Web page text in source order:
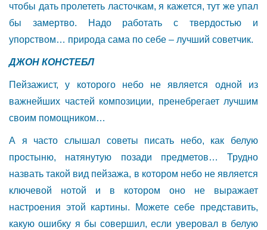
чтобы дать пролететь ласточкам, я кажется, тут же упал
бы замертво. Надо работать с твердостью и
упорством… природа сама по себе – лучший советчик.
ДЖОН КОНСТЕБЛ
Пейзажист, у которого небо не является одной из
важнейших частей композиции, пренебрегает лучшим
своим помощником…
А я часто слышал советы писать небо, как белую
простыню, натянутую позади предметов… Трудно
назвать такой вид пейзажа, в котором небо не является
ключевой нотой и в котором оно не выражает
настроения этой картины. Можете себе представить,
какую ошибку я бы совершил, если уверовал в белую